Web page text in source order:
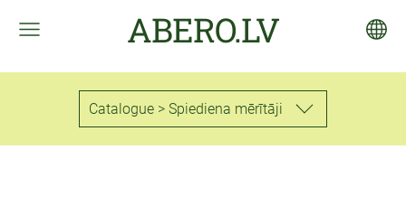
ABERO.LV
Catalogue > Spiediena mērītāji